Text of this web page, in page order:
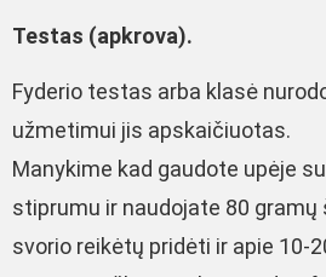
Testas (apkrova).
Fyderio testas arba klasė
užmetimui jis apskaičiuotas.
Manykime kad gaudote upėje
stiprumu ir naudojate 80 gramų
svorio reikėtų pridėti ir apie 10-